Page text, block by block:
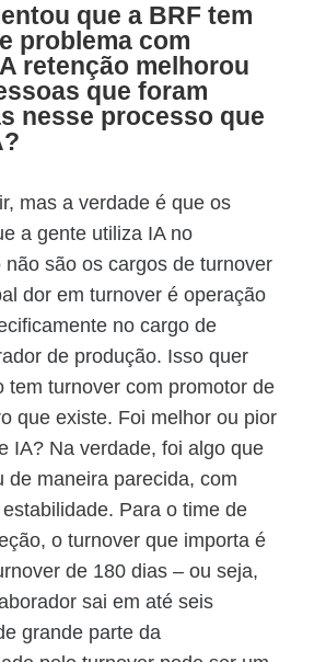
que a BRF tem
problema com
retenção melhorou
que foram
nesse processo que
mas a verdade é que os
a gente utiliza IA no
não são os cargos de turnover
dor em turnover é operação
no cargo de
de produção. Isso quer
tem turnover com promotor de
que existe. Foi melhor ou pior
IA? Na verdade, foi algo que
de maneira parecida, com
Para o time de
o turnover que importa é
de 180 dias – ou seja,
sai em até seis
grande parte da